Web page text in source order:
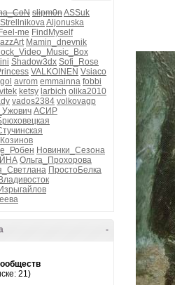
slipm0nASSuk
Aljonuska
Feel-me FindMyself
Mamin_dnevnik
Shadow3dx Sofi_Rose
VALKOINEN Vsiaco
avrom emmainna fobbi
ketsy larbich olika2010
vados2384 volkovagp
АСИР
Новинки_Сезона
Ольга_Прохорова
ПростоБелка
-
21)